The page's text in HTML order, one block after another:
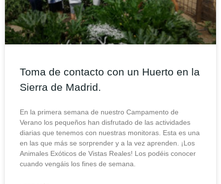
Toma de contacto con un Huerto en la
Sierra de Madrid.
En la primera semana de nuestro Campamento de
Verano los pequeños han disfrutado de las actividades
diarias que tenemos con nuestras monitoras. Esta es una
en las que más se sorprender y a la vez aprenden. ¡Los
Animales Exóticos de Vistas Reales! Los podéis conocer
cuando vengáis los fines de semana.